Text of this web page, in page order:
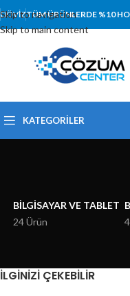
Skip to navigation
Skip to main content
DÖVIZTÜM ÜRÜNLERDE %10
KATEGORİLER
BILGISAYAR VE TABLET
24 Ürün
İLGINIZI ÇEKEBILIR